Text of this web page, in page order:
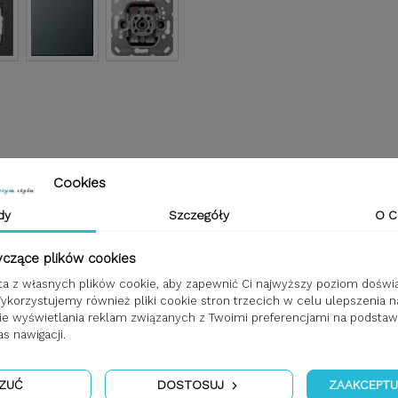
schodowy 10 A 250 V~
prosta forma o kwadratowym kształcie, bez żadnych
nie posiada dystansu pomiędzy ścianą a ramką.
E2 jest aktualnie Bestsellerem.
Cookies
Szczegóły O
plików cookies
z własnych plików cookie, aby zapewnić Ci najwyższy poziom
również pliki cookie stron trzecich w celu ulepszenia
wyświetlania reklam związanych z Twoimi preferencjami na
nawigacji.
DOSTOSUJ